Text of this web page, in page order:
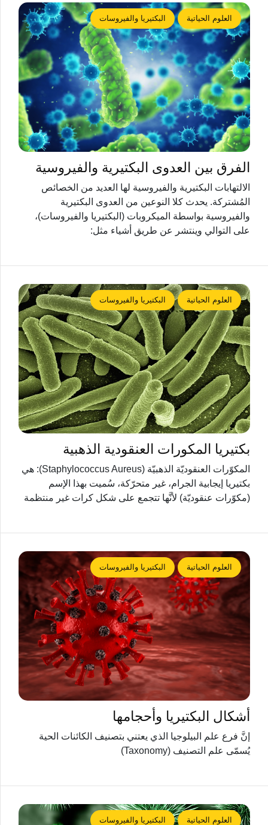
العلوم الحياتية البكتيريا والفيروسات
الفرق بين العدوى البكتيرية والفيروسية
الالتهابات البكتيرية والفيروسية لها العديد من الخصائص
المُشتركة. يحدث كلا النوعين من العدوى البكتيرية
والفيروسية بواسطة الميكروبات (البكتيريا والفيروسات)،
على التوالي وينتشر عن طريق أشياء مثل:
العلوم الحياتية البكتيريا والفيروسات
بكتيريا المكورات العنقودية الذهبية
المكوّرات العنقوديّة الذهبيّة (Staphylococcus Aureus): هي
بكتيريا إيجابية الجرام، غير متحرّكة، سُميت بهذا الإسم
(مكوّرات عنقوديّة) لأنَّها تتجمع على شكل كرات غير منتظمة
العلوم الحياتية البكتيريا والفيروسات
أشكال البكتيريا وأحجامها
إنَّ فرع علم البيلوجيا الذي يعتني بتصنيف الكائنات الحية
يُسمّى علم التصنيف (Taxonomy)
العلوم الحياتية البكتيريا والفيروسات